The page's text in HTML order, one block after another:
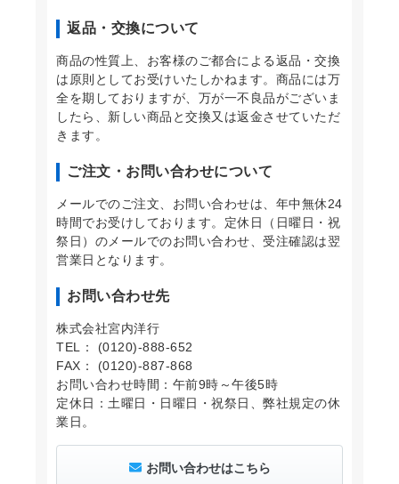
返品・交換について
商品の性質上、お客様のご都合による返品・交換
は原則としてお受けいたしかねます。商品には万
全を期しておりますが、万が一不良品がございま
したら、新しい商品と交換又は返金させていただ
きます。
ご注文・お問い合わせについて
メールでのご注文、お問い合わせは、年中無休24
時間でお受けしております。定休日（日曜日・祝
祭日）のメールでのお問い合わせ、受注確認は翌
営業日となります。
お問い合わせ先
株式会社宮内洋行
TEL： (0120)-888-652
FAX： (0120)-887-868
お問い合わせ時間：午前9時～午後5時
定休日：土曜日・日曜日・祝祭日、弊社規定の休
業日。
お問い合わせはこちら